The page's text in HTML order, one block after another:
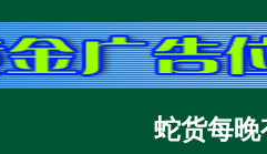
蛇货每